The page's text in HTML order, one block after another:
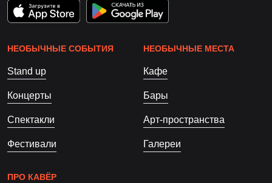
НЕОБЫЧНЫЕ СОБЫТИЯ
Stand up
Концерты
Спектакли
Фестивали
НЕОБЫЧНЫЕ МЕСТА
Кафе
Бары
Арт-пространства
Галереи
ПРО КАВЁР